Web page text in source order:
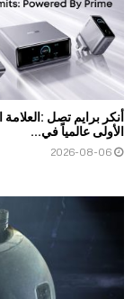
أنكر برايم تصل :العلامة
الأولى عالمياً في...
2026-08-06